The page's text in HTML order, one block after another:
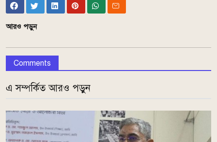
আরও পড়ুন
Comments
এ সম্পর্কিত আরও পড়ুন